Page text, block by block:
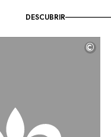
DESCUBRIR
©